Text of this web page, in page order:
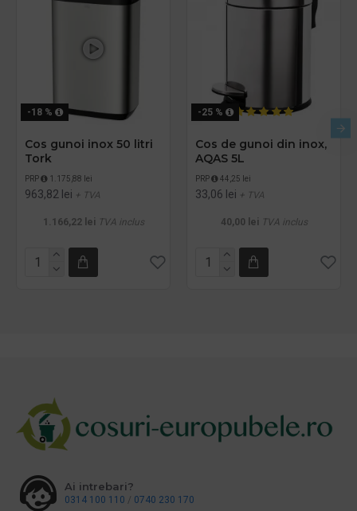
-18 %
Cos gunoi inox 50 litri
Tork
PRP 1.175,88 lei
963,82 lei + TVA
1.166,22 lei TVA inclus
-25 %
Cos de gunoi din inox,
AQAS 5L
PRP 44,25 lei
33,06 lei + TVA
40,00 lei TVA inclus
Ai intrebari?
0314 100 110 / 0740 230 170